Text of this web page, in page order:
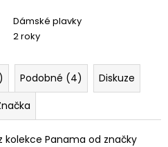
Dámské plavky
2 roky
Podobné (4)
Diskuze
kolekce Panama od značky